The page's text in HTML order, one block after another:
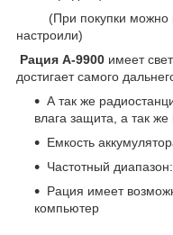
(При покупки можно
настроили)
Рация A-9900 имеет
достигает самого
А так же
влага защита, а так
Емкость
Частотный
Рация имеет
компьютер